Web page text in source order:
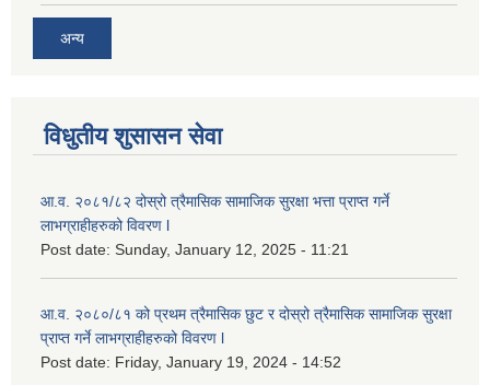
अन्य
विधुतीय शुसासन सेवा
आ.व. २०८१/८२ दोस्रो त्रैमासिक सामाजिक सुरक्षा भत्ता प्राप्त गर्ने
लाभग्राहीहरुको विवरण l
Post date: Sunday, January 12, 2025 - 11:21
आ.व. २०८०/८१ को प्रथम त्रैमासिक छुट र दोस्रो त्रैमासिक सामाजिक सुरक्षा
प्राप्त गर्ने लाभग्राहीहरुको विवरण l
Post date: Friday, January 19, 2024 - 14:52